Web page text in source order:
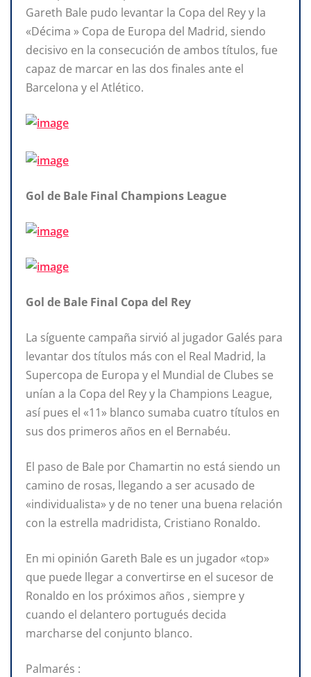
Gareth Bale pudo levantar la Copa del Rey y la
«Décima » Copa de Europa del Madrid, siendo
decisivo en la consecución de ambos títulos, fue
capaz de marcar en las dos finales ante el
Barcelona y el Atlético.
Gol de Bale Final Champions League
Gol de Bale Final Copa del Rey
La síguente campaña sirvió al jugador Galés para
levantar dos títulos más con el Real Madrid, la
Supercopa de Europa y el Mundial de Clubes se
unían a la Copa del Rey y la Champions League,
así pues el «11» blanco sumaba cuatro títulos en
sus dos primeros años en el Bernabéu.
El paso de Bale por Chamartin no está siendo un
camino de rosas, llegando a ser acusado de
«individualista» y de no tener una buena relación
con la estrella madridista, Cristiano Ronaldo.
En mi opinión Gareth Bale es un jugador «top»
que puede llegar a convertirse en el sucesor de
Ronaldo en los próximos años , siempre y
cuando el delantero portugués decida
marcharse del conjunto blanco.
Palmarés :